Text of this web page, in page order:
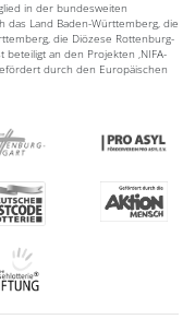
in der bundesweiten
das Land Baden-Württemberg, die
die Diözese Rottenburg-
beteiligt an den Projekten ‚NIFA-
durch den Europäischen